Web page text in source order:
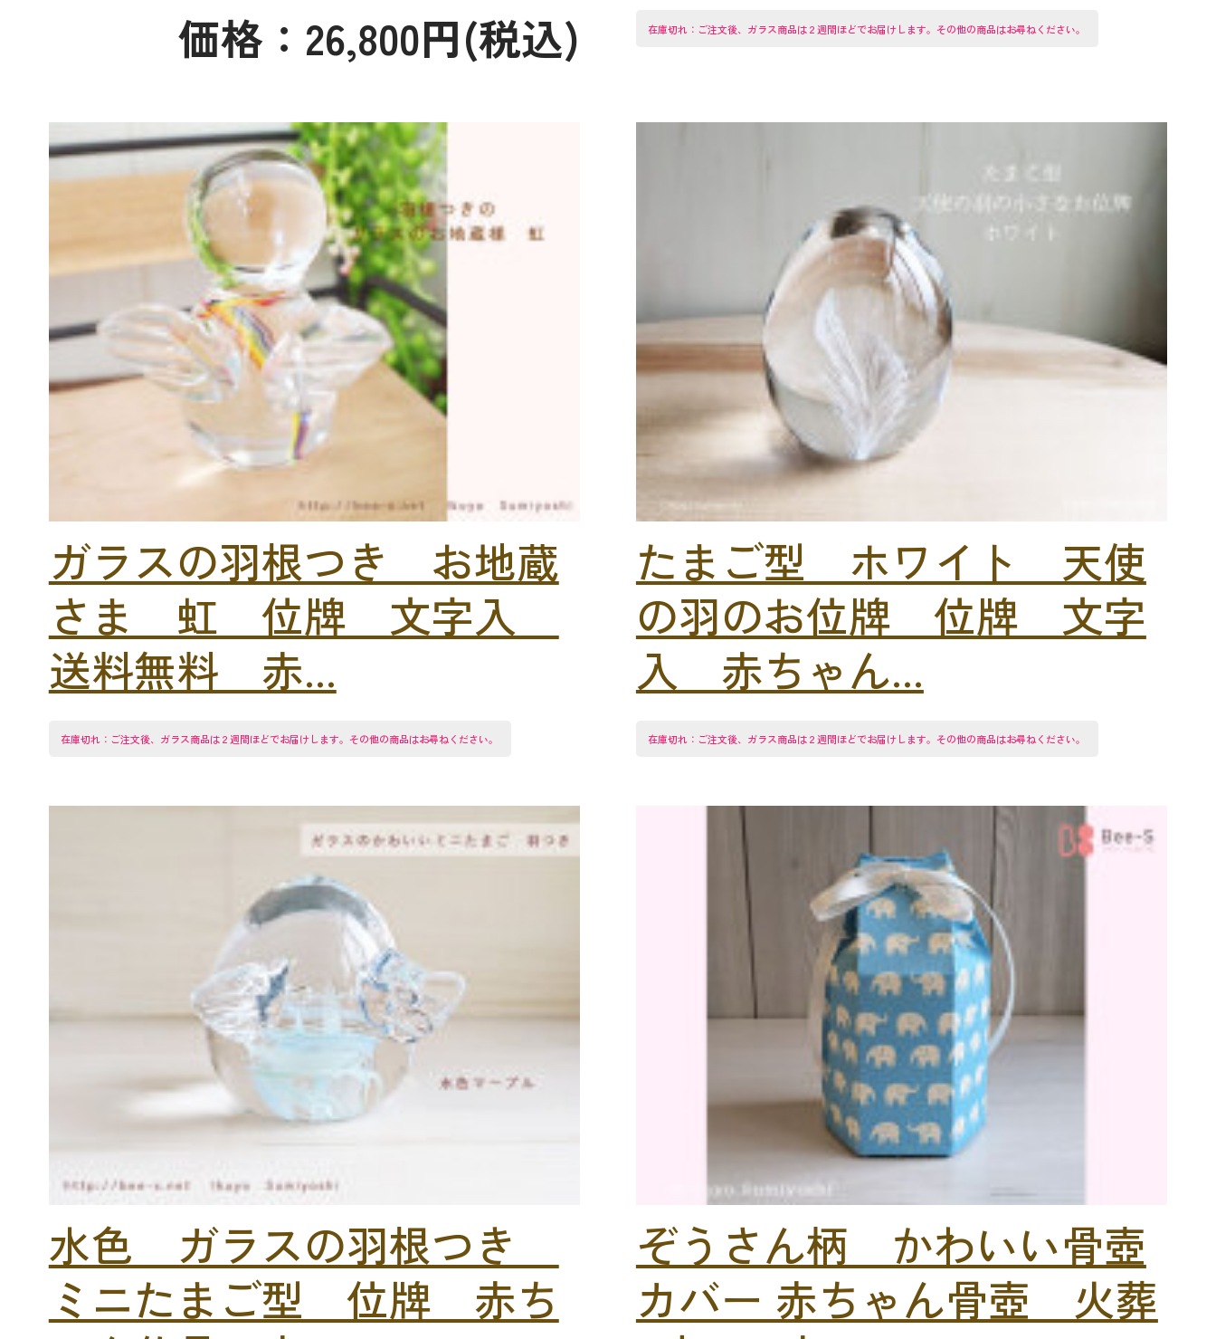
価格：26,800円(税込)
在庫切れ：ご注文後、ガラス商品は２週間ほどでお届けします。その他の商品はお尋ねください。
ガラスの羽根つき お地蔵
さま 虹 位牌 文字入
送料無料 赤...
在庫切れ：ご注文後、ガラス商品は２週間ほどでお届けします。その他の商品はお尋ねください。
たまご型 ホワイト 天使
の羽のお位牌 位牌 文字
入 赤ちゃん...
在庫切れ：ご注文後、ガラス商品は２週間ほどでお届けします。その他の商品はお尋ねください。
水色 ガラスの羽根つき
ミニたまご型 位牌 赤ち
ぞうさん柄 かわいい骨壺
カバー 赤ちゃん骨壺 火葬